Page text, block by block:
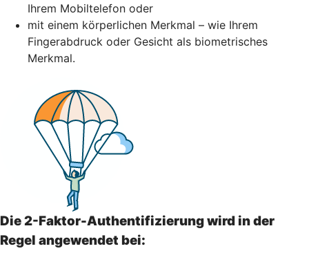
Ihrem Mobiltelefon oder
mit einem körperlichen Merkmal – wie Ihrem
Fingerabdruck oder Gesicht als biometrisches
Merkmal.
Die 2-Faktor-Authentifizierung wird in der
Regel angewendet bei: